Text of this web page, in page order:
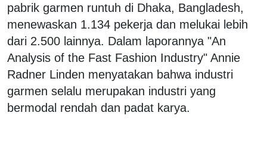
pabrik garmen runtuh di Dhaka, Bangladesh,
menewaskan 1.134 pekerja dan melukai lebih
dari 2.500 lainnya. Dalam laporannya "An
Analysis of the Fast Fashion Industry" Annie
Radner Linden menyatakan bahwa industri
garmen selalu merupakan industri yang
bermodal rendah dan padat karya.